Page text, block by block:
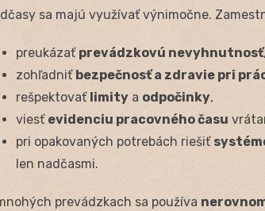
sa majú využívať výnimočne.
preukázať prevádzkovú nevyhnutnosť,
zohľadniť bezpečnosť a zdravie pri
rešpektovať limity a odpočinky,
viesť evidenciu pracovného času
pri opakovaných potrebách riešiť
len nadčasmi.
prevádzkach sa používa